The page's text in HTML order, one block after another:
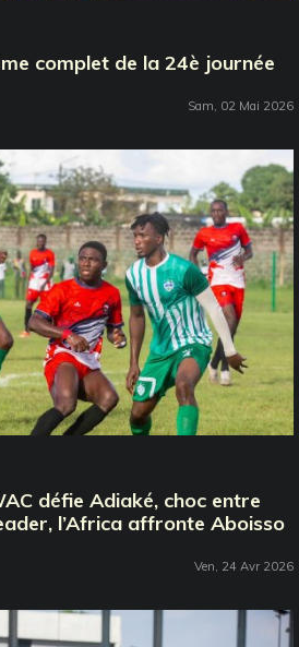
complet de la 24è journée
Sam, 02 Mai 2026
défie Adiaké, choc entre
l’Africa affronte Aboisso
Ven, 24 Avr 2026